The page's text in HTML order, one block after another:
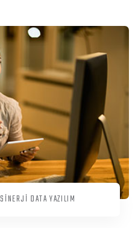
SİNERJİ DATA YAZILIM